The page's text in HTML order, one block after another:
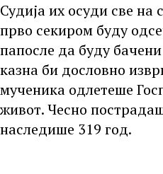
Судија их осуди све
прво секиром буду
папосле да буду
казна би дословно
мученика одлетеше
живот. Чесно
наследише 319 год.